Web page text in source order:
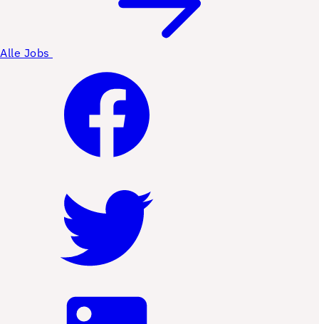
Alle Jobs